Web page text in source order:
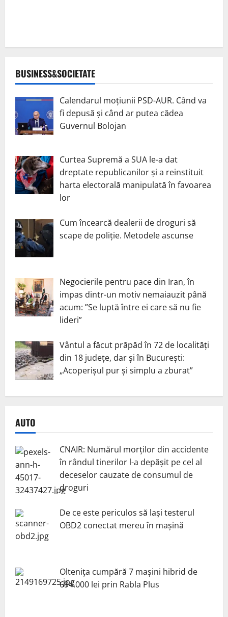
BUSINESS&SOCIETATE
Calendarul moțiunii PSD-AUR. Când va
fi depusă și când ar putea cădea
Guvernul Bolojan
Curtea Supremă a SUA le-a dat
dreptate republicanilor și a reinstituit
harta electorală manipulată în favoarea
lor
Cum încearcă dealerii de droguri să
scape de poliție. Metodele ascunse
Negocierile pentru pace din Iran, în
impas dintr-un motiv nemaiauzit până
acum: ”Se luptă între ei care să nu fie
lideri”
Vântul a făcut prăpăd în 72 de localități
din 18 județe, dar și în București:
„Acoperișul pur și simplu a zburat”
AUTO
CNAIR: Numărul morților din accidente
în rândul tinerilor l-a depășit pe cel al
deceselor cauzate de consumul de
droguri
De ce este periculos să lași testerul
OBD2 conectat mereu în mașină
Oltenița cumpără 7 mașini hibrid de
694.000 lei prin Rabla Plus